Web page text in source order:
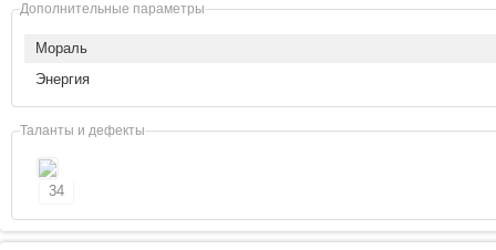
Дополнительные параметры
Мораль
Энергия
Таланты и дефекты
34